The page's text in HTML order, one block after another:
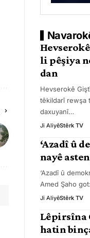
li pêşiya
dan
Hevserokê
têkildarî rewşa
daxuyanî…
Ji AliyêStêrk TV
‘Azadî û
nayê
‘Azadî û
Amed Şaho
Ji AliyêStêrk TV
Lêpirsîna
hatin